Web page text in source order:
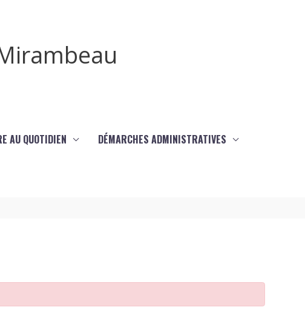
AU QUOTIDIEN DÉMARCHES ADMINISTRATIVES